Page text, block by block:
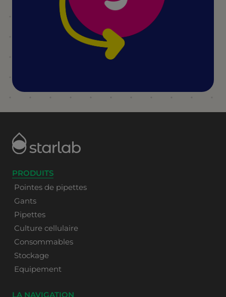
PRODUITS
Pointes de pipettes
Gants
Pipettes
Culture cellulaire
Consommables
Stockage
Equipement
LA NAVIGATION